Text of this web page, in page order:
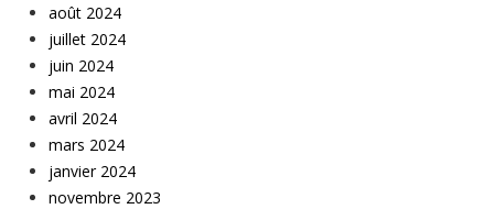
août 2024
juillet 2024
juin 2024
mai 2024
avril 2024
mars 2024
janvier 2024
novembre 2023